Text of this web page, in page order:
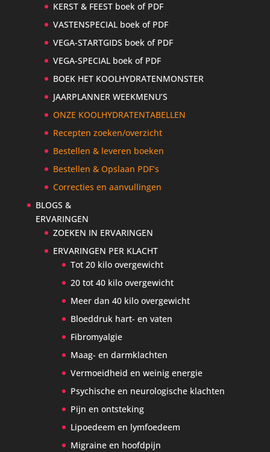
KERST & FEEST boek of PDF
VASTENSPECIAL boek of PDF
VEGA-STARTGIDS boek of PDF
VEGA-SPECIAL boek of PDF
BOEK HET KOOLHYDRATENMONSTER
JAARPLANNER WEEKMENU’S
ONZE KOOLHYDRATENTABELLEN
Recepten zoeken/overzicht
Bestellen & leveren boeken
Bestellen & Opslaan PDF’s
Correcties en aanvullingen
BLOGS &
ERVARINGEN
ZOEKEN IN ERVARINGEN
ERVARINGEN PER KLACHT
Tot 20 kilo overgewicht
20 tot 40 kilo overgewicht
Meer dan 40 kilo overgewicht
Bloeddruk hart- en vaten
Fibromyalgie
Maag- en darmklachten
Vermoeidheid en weinig energie
Psychische en neurologische klachten
Pijn en ontsteking
Lipoedeem en lymfoedeem
Migraine en hoofdpijn